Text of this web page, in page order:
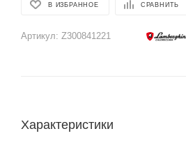
В ИЗБРАННОЕ СРАВНИТЬ
Артикул: Z300841221
Характеристики